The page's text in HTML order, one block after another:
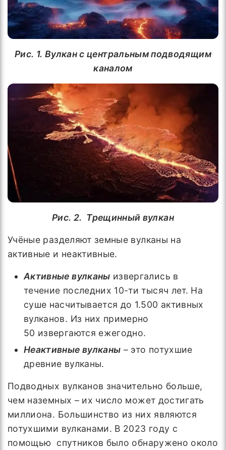
Рис. 1. Вулкан с центральным подводящим
каналом
Рис. 2. Трещинный вулкан
Учёные разделяют земные вулканы на
активные и неактивные.
Активные вулканы извергались в
течение последних 10-ти тысяч лет. На
суше насчитывается до 1.500 активных
вулканов. Из них примерно
50 извергаются ежегодно.
Неактивные вулканы – это потухшие
древние вулканы.
Подводных вулканов значительно больше,
чем наземных – их число может достигать
миллиона. Большинство из них являются
потухшими вулканами. В 2023 году с
помощью спутников было обнаружено около